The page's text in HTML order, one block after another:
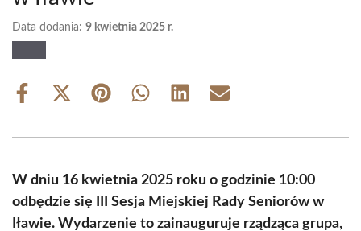
Data dodania: 9 kwietnia 2025 r.
Share
Share
(Twitter)
Share Share Share Share
W dniu 16 kwietnia 2025 roku o godzinie 10:00
odbędzie się III Sesja Miejskiej Rady Seniorów w
Iławie. Wydarzenie to zainauguruje rządząca grupa,